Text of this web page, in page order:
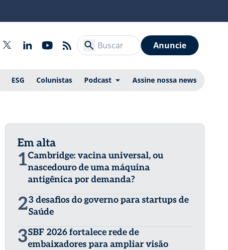
Anuncie
ESG Colunistas Podcast Assine nossa news
Em alta
1Cambridge: vacina universal, ou
nascedouro de uma máquina
antigênica por demanda?
23 desafios do governo para startups de
Saúde
3SBF 2026 fortalece rede de
embaixadores para ampliar visão